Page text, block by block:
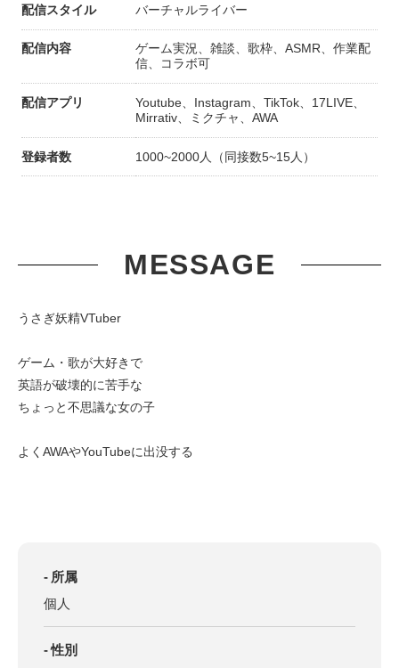
配信スタイル バーチャルライバー
配信内容
ゲーム実況、雑談、歌枠、ASMR、作業配
信、コラボ可
配信アプリ
Youtube、Instagram、TikTok、17LIVE、
Mirrativ、ミクチャ、AWA
登録者数 1000~2000人（同接数5~15人）
MESSAGE
うさぎ妖精VTuber
ゲーム・歌が大好きで
英語が破壊的に苦手な
ちょっと不思議な女の子
よくAWAやYouTubeに出没する
所属
個人
性別